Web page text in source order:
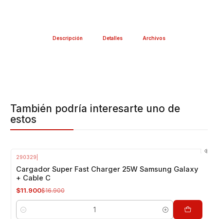
Descripción Detalles Archivos
También podría interesarte uno de
estos
290329
Cargador Super Fast Charger 25W Samsung Galaxy
+ Cable C
$11.900$16.900
Cantidad